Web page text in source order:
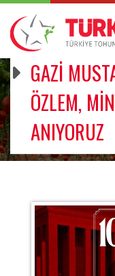
GAZİ
ÖZLEM,
ANIYORUZ